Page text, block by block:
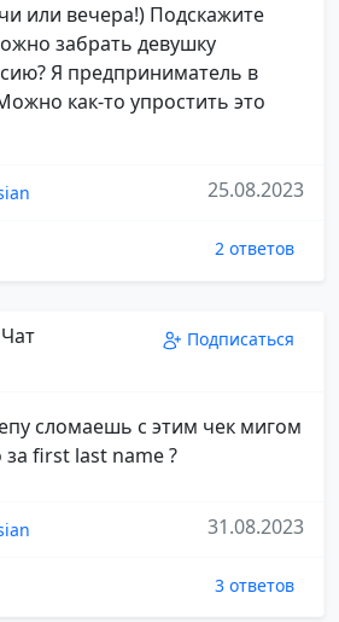
или вечера!) Подскажите
забрать девушку
Я предприниматель в
как-то упростить это
25.08.2023
2 ответов
Подписаться
сломаешь с этим чек мигом
за first last name ?
31.08.2023
3 ответов